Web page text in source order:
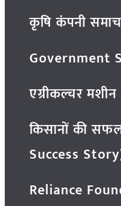
कृषि कंपनी
Government
एग्रीकल्चर
किसानों की
Success
Reliance